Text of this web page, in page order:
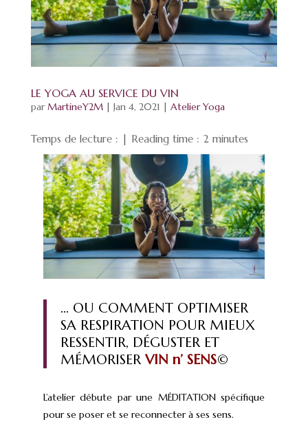
LE YOGA AU SERVICE DU VIN
parMartineY2M| Jan 4, 2021 | Atelier Yoga
Temps de lecture : | Reading time : 2 minutes
… OU COMMENT OPTIMISER
SA RESPIRATION POUR MIEUX
RESSENTIR, DÉGUSTER ET
MÉMORISER VIN n’ SENS©
L’atelier débute par une MĖDITATION spécifique
pour se poser et se reconnecter à ses sens.